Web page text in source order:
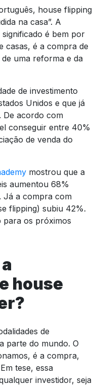
house flipping
na casa”. A
é bem por
casas, é a compra de
uma reforma e da
de investimento
Unidos e que já
De acordo com
conseguir entre 40%
de venda do
mostrou que a
aumentou 68%
Já a compra com
flipping) subiu 42%.
para os próximos
house
de
parte do mundo. O
é a compra,
tese, essa
investidor, seja